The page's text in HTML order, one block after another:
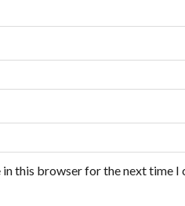
in this browser for the next time I